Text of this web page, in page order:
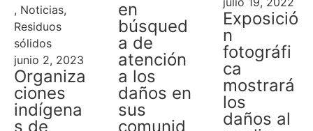
, Noticias,
Residuos
sólidos
junio 2, 2023
Organiza
ciones
indígena
s de
en
búsqued
a de
atención
a los
daños en
sus
comunid
Exposició
n
fotográfi
ca
mostrará
los
daños al